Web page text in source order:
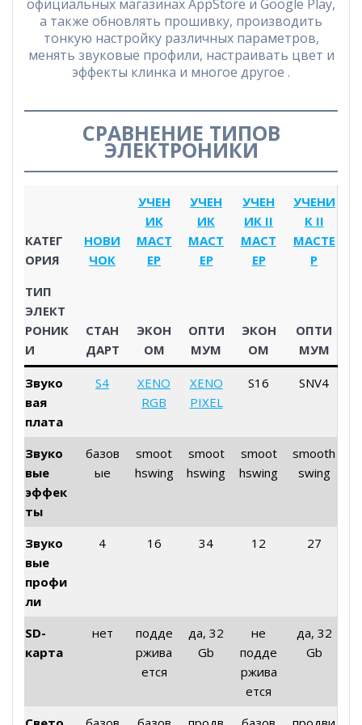
официальных магазинах AppStore и Google Play,
а также обновлять прошивку, производить
тонкую настройку различных параметров,
менять звуковые профили, настраивать цвет и
эффекты клинка и многое другое .
СРАВНЕНИЕ ТИПОВ
ЭЛЕКТРОНИКИ
КАТЕГ
ОРИЯ
НОВИ
ЧОК
УЧЕН
ИК
МАСТ
ЕР
УЧЕН
ИК
МАСТ
ЕР
УЧЕН
ИК II
МАСТ
ЕР
УЧЕНИ
К II
МАСТЕ
Р
ТИП
ЭЛЕКТ
РОНИК
И
СТАН
ДАРТ
ЭКОН
ОМ
ОПТИ
МУМ
ЭКОН
ОМ
ОПТИ
МУМ
Звуко
вая
плата
S4
XENO
RGB
XENO
PIXEL
S16 SNV4
Звуко
вые
эффек
ты
базов
ые
smoot
hswing
smoot
hswing
smoot
hswing
smooth
swing
Звуко
вые
профи
ли
4 16 34 12 27
SD-
карта
нет
подде
ржива
ется
да, 32
Gb
не
подде
ржива
ется
да, 32
Gb